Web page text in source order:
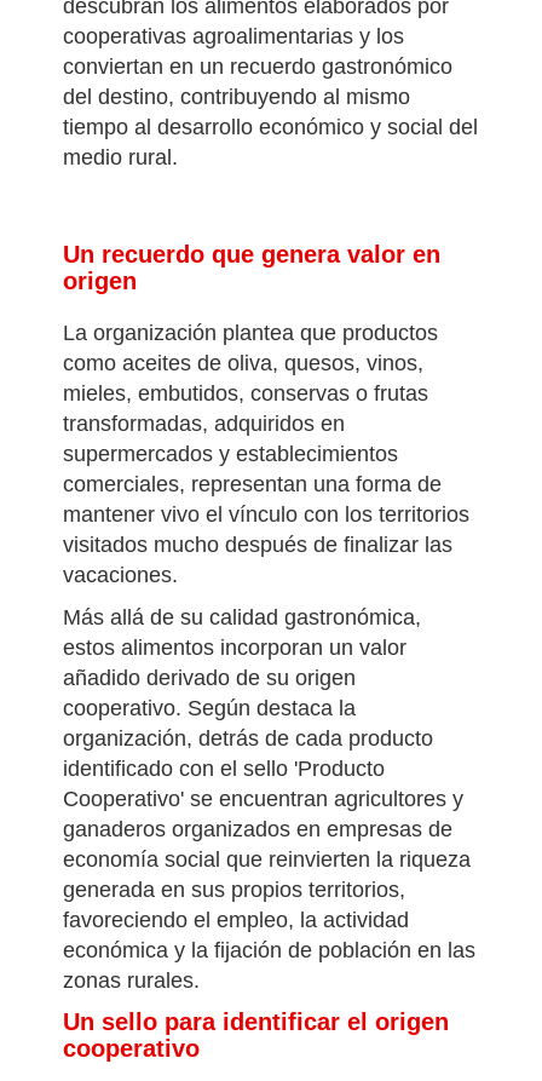
La iniciativa propone que los visitantes
descubran los alimentos elaborados por
cooperativas agroalimentarias y los
conviertan en un recuerdo gastronómico
del destino, contribuyendo al mismo
origen
La organización plantea que productos
como aceites de oliva, quesos, vinos,
mieles, embutidos, conservas o frutas
transformadas, adquiridos en
supermercados y establecimientos
comerciales, representan una forma de
mantener vivo el vínculo con los territorios
vacaciones.
Más allá de su calidad gastronómica,
estos alimentos incorporan un valor
añadido derivado de su origen
cooperativo. Según destaca la
organización, detrás de cada producto
identificado con el sello 'Producto
Cooperativo' se encuentran agricultores y
ganaderos organizados en empresas de
economía social que reinvierten la riqueza
generada en sus propios territorios,
favoreciendo el empleo, la actividad
zonas rurales.